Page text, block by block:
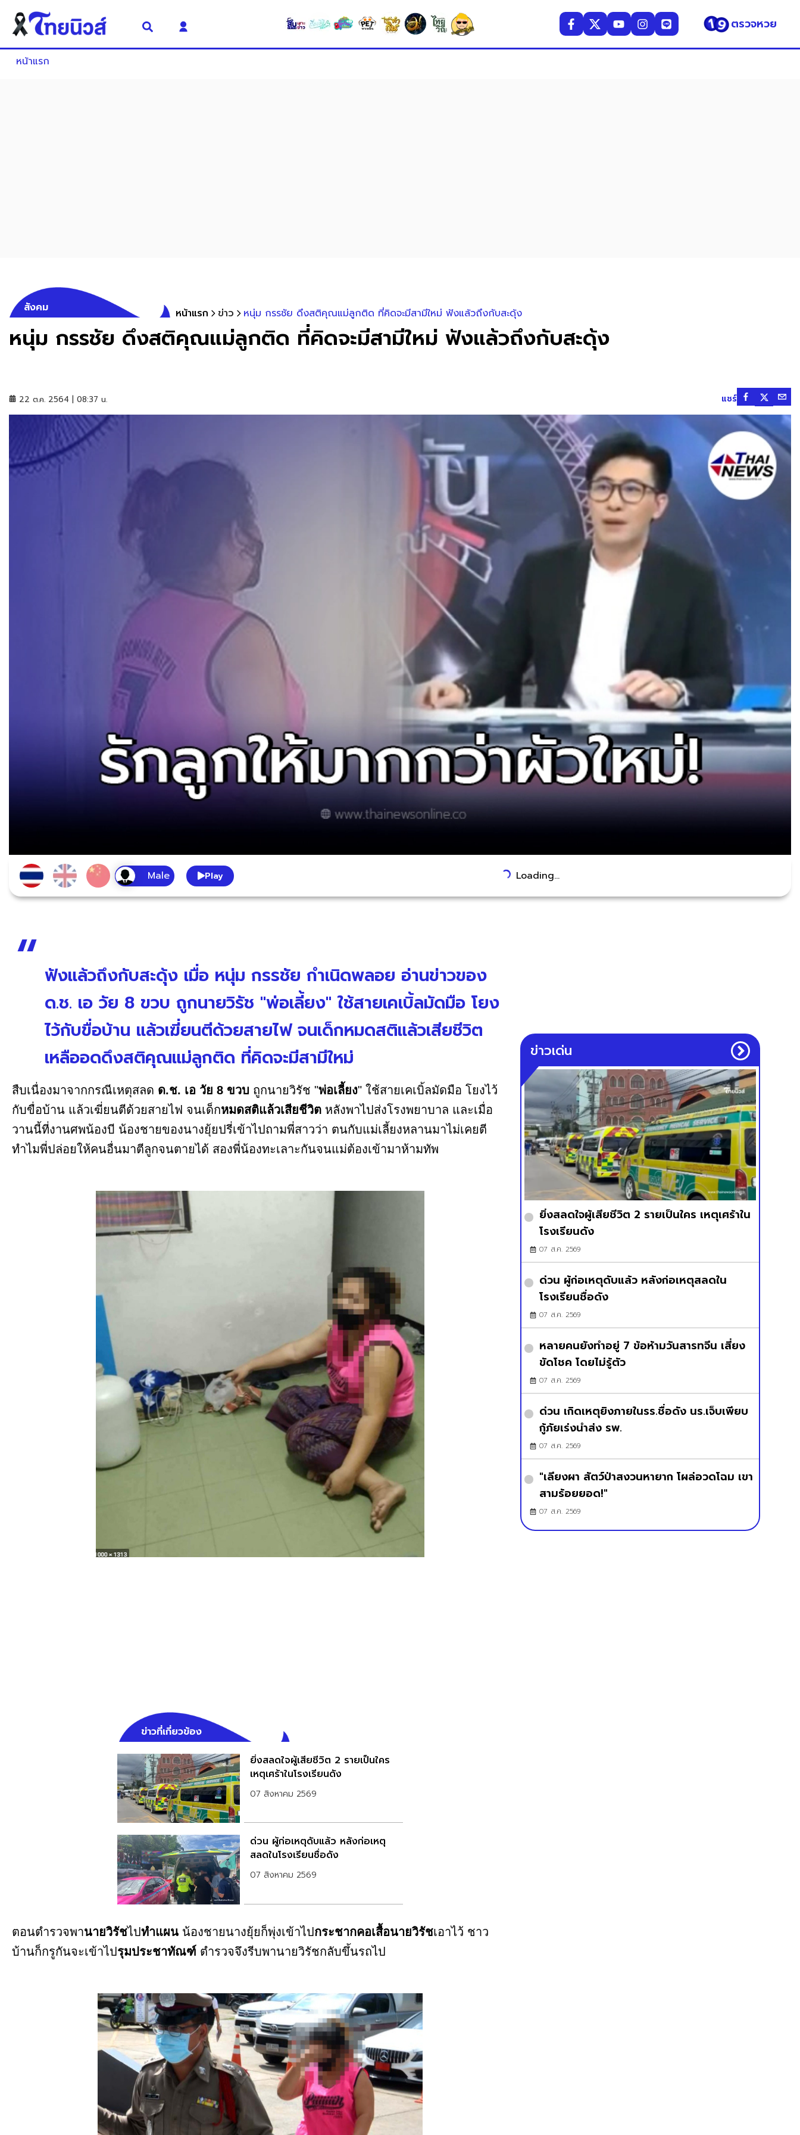
ตรวจหวย
หน้าแรก
สังคม หน้าแรก ข่าว หนุ่ม กรรชัย ดึงสติคุณแม่ลูกติด ที่คิดจะมีสามีใหม่ ฟังแล้วถึงกับสะดุ้ง
หนุ่ม กรรชัย ดึงสติคุณแม่ลูกติด ที่คิดจะมีสามีใหม่ ฟังแล้วถึงกับสะดุ้ง
22 ต.ค. 2564 | 08:37 น. แชร์
Play Loading...
ฟังแล้วถึงกับสะดุ้ง เมื่อ หนุ่ม กรรชัย กำเนิดพลอย อ่านข่าวของ
ด.ช. เอ วัย 8 ขวบ ถูกนายวิรัช "พ่อเลี้ยง" ใช้สายเคเบิ้ลมัดมือ โยง
ไว้กับขื่อบ้าน แล้วเฆี่ยนตีด้วยสายไฟ จนเด็กหมดสติแล้วเสียชีวิต
เหลืออดดึงสติคุณแม่ลูกติด ที่คิดจะมีสามีใหม่
สืบเนื่องมาจากกรณีเหตุสลด ด.ช. เอ วัย 8 ขวบ ถูกนายวิรัช "พ่อเลี้ยง" ใช้สายเคเบิ้ลมัดมือ โยงไว้
กับขื่อบ้าน แล้วเฆี่ยนตีด้วยสายไฟ จนเด็กหมดสติแล้วเสียชีวิต หลังพาไปส่งโรงพยาบาล และเมื่อ
วานนี้ที่งานศพน้องบี น้องชายของนางยุ้ยปรี่เข้าไปถามพี่สาวว่า ตนกับแม่เลี้ยงหลานมาไม่เคยตี
ทำไมพี่ปล่อยให้คนอื่นมาตีลูกจนตายได้ สองพี่น้องทะเลาะกันจนแม่ต้องเข้ามาห้ามทัพ
ข่าวที่เกี่ยวข้อง
ยิ่งสลดใจผู้เสียชีวิต 2 รายเป็นใคร
เหตุเศร้าในโรงเรียนดัง
07 สิงหาคม 2569
ด่วน ผู้ก่อเหตุดับแล้ว หลังก่อเหตุ
สลดในโรงเรียนชื่อดัง
07 สิงหาคม 2569
ตอนตำรวจพานายวิรัชไปทำแผน น้องชายนางยุ้ยก็พุ่งเข้าไปกระชากคอเสื้อนายวิรัชเอาไว้ ชาว
บ้านก็กรูกันจะเข้าไปรุมประชาทัณฑ์ ตำรวจจึงรีบพานายวิรัชกลับขึ้นรถไป
ข่าวเด่น
ยิ่งสลดใจผู้เสียชีวิต 2 รายเป็นใคร เหตุเศร้าใน
โรงเรียนดัง
07 ส.ค. 2569
ด่วน ผู้ก่อเหตุดับแล้ว หลังก่อเหตุสลดใน
โรงเรียนชื่อดัง
07 ส.ค. 2569
หลายคนยังทำอยู่ 7 ข้อห้ามวันสารทจีน เสี่ยง
ขัดโชค โดยไม่รู้ตัว
07 ส.ค. 2569
ด่วน เกิดเหตุยิงภายในรร.ชื่อดัง นร.เจ็บเพียบ
กู้ภัยเร่งนำส่ง รพ.
07 ส.ค. 2569
"เลียงผา สัตว์ป่าสงวนหายาก โผล่อวดโฉม เขา
สามร้อยยอด!"
07 ส.ค. 2569